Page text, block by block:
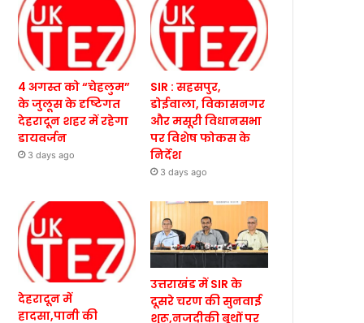
4 अगस्त को “चेहलुम”
के जुलूस के दृष्टिगत
देहरादून शहर में रहेगा
डायवर्जन
3 days ago
SIR : सहसपुर,
डोईवाला, विकासनगर
और मसूरी विधानसभा
पर विशेष फोकस के
निर्देश
3 days ago
देहरादून में
हादसा,पानी की
उत्तराखंड में SIR के
दूसरे चरण की सुनवाई
शुरू,नजदीकी बूथों पर